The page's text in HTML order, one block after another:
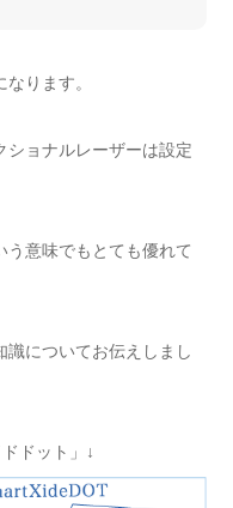
ります。
ショナルレーザーは設定
意味でもとても優れて
についてお伝えしまし
ドット」↓